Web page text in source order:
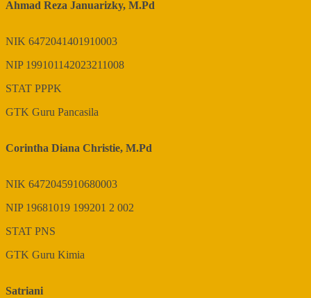
Ahmad Reza Januarizky, M.Pd
NIK 6472041401910003
NIP 199101142023211008
STAT PPPK
GTK Guru Pancasila
Corintha Diana Christie, M.Pd
NIK 6472045910680003
NIP 19681019 199201 2 002
STAT PNS
GTK Guru Kimia
Satriani